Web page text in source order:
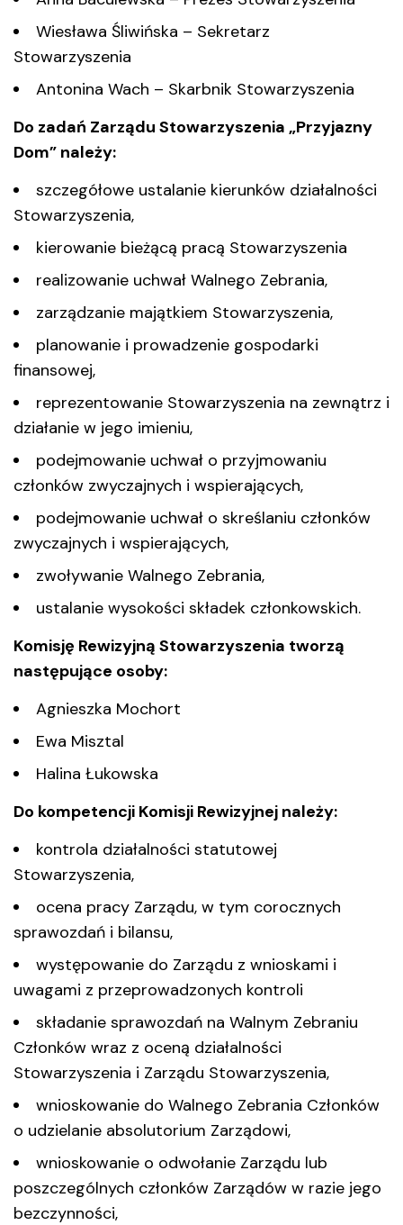
Wiesława Śliwińska – Sekretarz
Stowarzyszenia
Antonina Wach – Skarbnik Stowarzyszenia
Do zadań Zarządu Stowarzyszenia „Przyjazny
Dom” należy:
szczegółowe ustalanie kierunków działalności
Stowarzyszenia,
kierowanie bieżącą pracą Stowarzyszenia
realizowanie uchwał Walnego Zebrania,
zarządzanie majątkiem Stowarzyszenia,
planowanie i prowadzenie gospodarki
finansowej,
reprezentowanie Stowarzyszenia na zewnątrz i
działanie w jego imieniu,
podejmowanie uchwał o przyjmowaniu
członków zwyczajnych i wspierających,
podejmowanie uchwał o skreślaniu członków
zwyczajnych i wspierających,
zwoływanie Walnego Zebrania,
ustalanie wysokości składek członkowskich.
Komisję Rewizyjną Stowarzyszenia tworzą
następujące osoby:
Agnieszka Mochort
Ewa Misztal
Halina Łukowska
Do kompetencji Komisji Rewizyjnej należy:
kontrola działalności statutowej
Stowarzyszenia,
ocena pracy Zarządu, w tym corocznych
sprawozdań i bilansu,
występowanie do Zarządu z wnioskami i
uwagami z przeprowadzonych kontroli
składanie sprawozdań na Walnym Zebraniu
Członków wraz z oceną działalności
Stowarzyszenia i Zarządu Stowarzyszenia,
wnioskowanie do Walnego Zebrania Członków
o udzielanie absolutorium Zarządowi,
wnioskowanie o odwołanie Zarządu lub
poszczególnych członków Zarządów w razie jego
bezczynności,